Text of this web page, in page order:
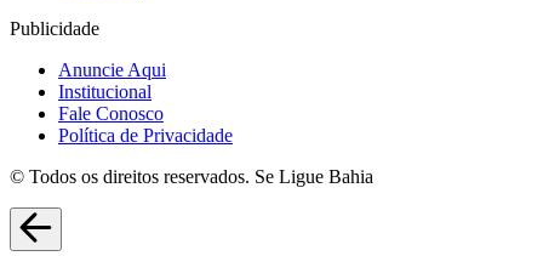
Publicidade
Anuncie Aqui
Institucional
Fale Conosco
Política de Privacidade
© Todos os direitos reservados. Se Ligue Bahia